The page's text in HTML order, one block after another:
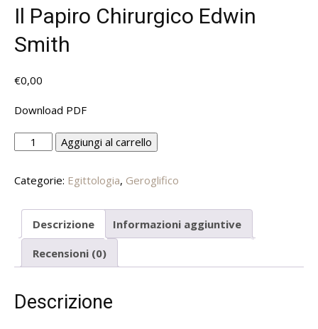
Il Papiro Chirurgico Edwin
Smith
€0,00
Download PDF
Papiro
Edwin
quantità
Aggiungi al carrello
Categorie: Egittologia, Geroglifico
Descrizione Informazioni aggiuntive
Recensioni (0)
Descrizione